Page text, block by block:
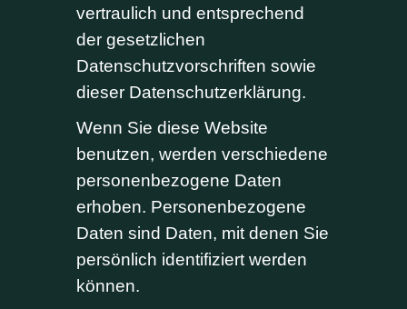
vertraulich und entsprechend
der gesetzlichen
Datenschutzvorschriften sowie
dieser Datenschutzerklärung.
Wenn Sie diese Website
benutzen, werden verschiedene
personenbezogene Daten
erhoben. Personenbezogene
Daten sind Daten, mit denen Sie
persönlich identifiziert werden
können.